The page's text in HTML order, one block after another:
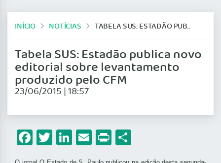
INÍCIO NOTÍCIAS TABELA SUS: ESTADÃO PUBLICA NOVO EDITORIAL SOBRE LEVANTAMENTO PRODUZIDO PELO CFM
Tabela SUS: Estadão publica novo
editorial sobre levantamento
produzido pelo CFM
23/06/2015 | 18:57
Facebook
Twitter
LinkedIn
Email
Print